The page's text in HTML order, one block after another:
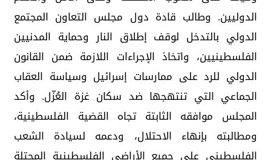
الدوليين. وطالب قادة دول مجلس التعاون المجتمع
الدولي بالتدخل لوقف إطلاق النار وحماية المدنيين
الفلسطينيين، واتخاذ الإجراءات اللازمة ضمن القانون
الدولي للرد على ممارسات إسرائيل وسياسة العقاب
الجماعي التي تنتهجها ضد سكان غزة العُزّل. وأكد
المجلس موافقه الثابتة تجاه القضية الفلسطينية،
ومطالبته بإنهاء الاحتلال، ودعمه لسيادة الشعب